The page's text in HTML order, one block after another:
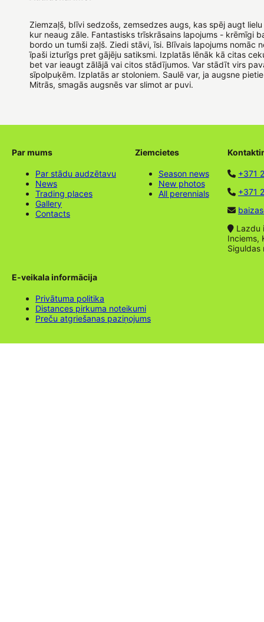
Ziemzaļš, blīvi sedzošs, zemsedzes augs, kas spēj augt
kur neaug zāle. Fantastisks trīskrāsains lapojums - krēmīgi
bordo un tumši zaļš. Ziedi stāvi, īsi. Blīvais lapojums nomāc
īpaši izturīgs pret gājēju satiksmi. Izplatās lēnāk kā citas
bet var ieaugt zālājā vai citos stādījumos. Var stādīt virs
sīpolpuķēm. Izplatās ar stoloniem. Saulē var, ja augsne
Mitrās, smagās augsnēs var slimot ar puvi.
Par mums
Par stādu audzētavu
News
Trading places
Gallery
Contacts
Ziemcietes
Season news
New photos
All perennials
+371
+371
Lazdu
Inciems,
Siguldas
E-veikala informācija
Privātuma politika
Distances pirkuma noteikumi
Preču atgriešanas paziņojums